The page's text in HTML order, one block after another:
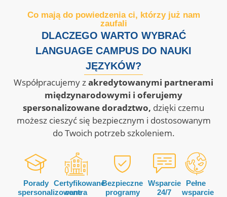
Co mają do powiedzenia ci, którzy już nam
zaufali
DLACZEGO WARTO WYBRAĆ
LANGUAGE CAMPUS DO NAUKI
JĘZYKÓW?
Współpracujemy zakredytowanymi partnerami
międzynarodowymi i oferujemy
spersonalizowane doradztwo, dzięki czemu
możesz cieszyć się bezpiecznym i dostosowanym
do Twoich potrzeb szkoleniem.
Porady
spersonalizowane
Certyfikowane
centra
Bezpieczne
programy
Wsparcie
24/7
Pełne
wsparcie